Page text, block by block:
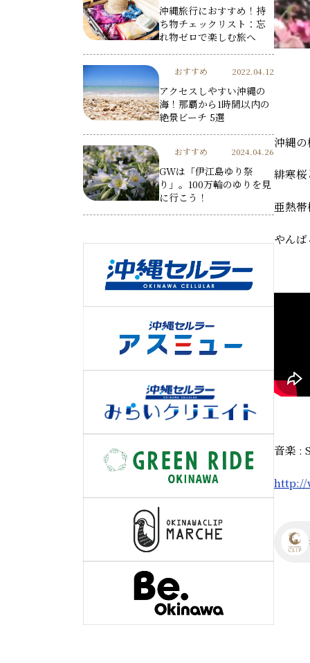
沖縄
緋寒
亜熱
やん
音楽 :
http://
沖縄旅行におすすめ！持
ち物チェックリスト：忘
れ物ゼロで楽しむ旅へ
おすすめ 2022.04.12
アクセスしやすい沖縄の
海！那覇から1時間以内の
絶景ビーチ 5選
おすすめ 2024.04.26
GWは「伊江島ゆり祭
り」。100万輪のゆりを見
に行こう！